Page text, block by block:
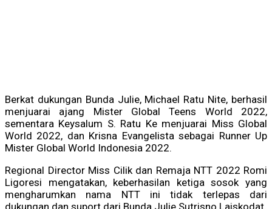
Berkat dukungan Bunda Julie, Michael Ratu Nite, berhasil
menjuarai ajang Mister Global Teens World 2022,
sementara Keysalum S. Ratu Ke menjuarai Miss Global
World 2022, dan Krisna Evangelista sebagai Runner Up
Mister Global World Indonesia 2022.
Regional Director Miss Cilik dan Remaja NTT 2022 Romi
Ligoresi mengatakan, keberhasilan ketiga sosok yang
mengharumkan nama NTT ini tidak terlepas dari